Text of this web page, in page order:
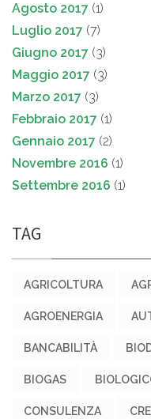
Agosto 2017 (1)
Luglio 2017 (7)
Giugno 2017 (3)
Maggio 2017 (3)
Marzo 2017 (3)
Febbraio 2017 (1)
Gennaio 2017 (2)
Novembre 2016 (1)
Settembre 2016 (1)
TAG
AGRICOLTURA
AGROENERGIA
BANCABILITÀ
BIOGAS
CONSULENZA